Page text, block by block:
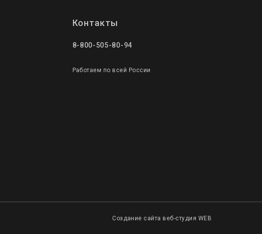
Контакты
8-800-505-80-94
Работаем по всей России
Создание сайта веб-студия WEB